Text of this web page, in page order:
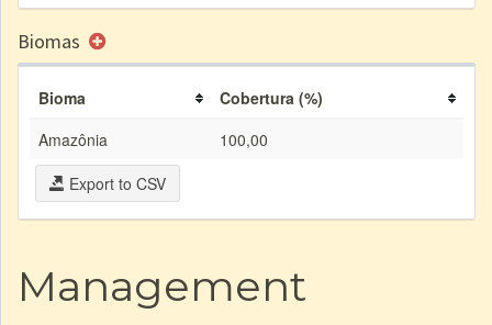
Biomas
Bioma
Cobertura (%)
Amazônia
100,00
Export to CSV
Management